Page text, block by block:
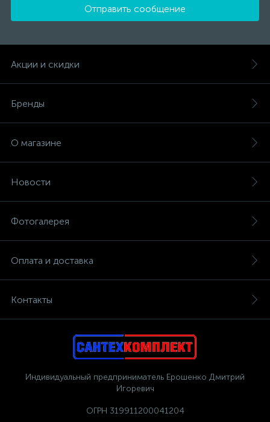
Отправить сообщение
Акции и скидки
Бренды
О магазине
Новости
Фотогалерея
Оплата и доставка
Контакты
Индивидуальный предприниматель Ерошенко Дмитрий
Игоревич
ОГРН 319911200041204